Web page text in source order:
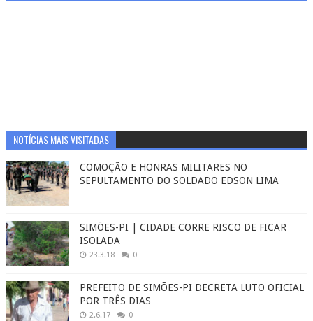
NOTÍCIAS MAIS VISITADAS
COMOÇÃO E HONRAS MILITARES NO
SEPULTAMENTO DO SOLDADO EDSON LIMA
SIMÕES-PI | CIDADE CORRE RISCO DE FICAR
ISOLADA
23.3.18 0
PREFEITO DE SIMÕES-PI DECRETA LUTO OFICIAL
POR TRÊS DIAS
2.6.17 0